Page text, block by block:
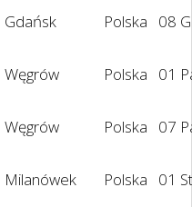
Gdańsk Polska 08
Węgrów Polska 01
Węgrów Polska 07
Milanówek Polska 01